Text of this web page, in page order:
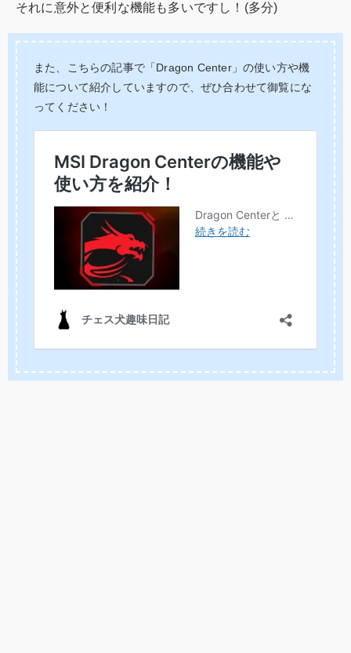
それに意外と便利な機能も多いですし！(多分)
また、こちらの記事で「Dragon Center」の使い方や機
能について紹介していますので、ぜひ合わせて御覧にな
ってください！